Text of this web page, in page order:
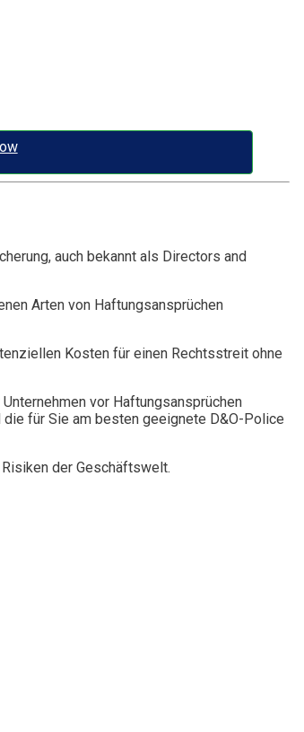
auch bekannt als Directors and
Arten von Haftungsansprüchen
Kosten für einen Rechtsstreit ohne
vor Haftungsansprüchen
für Sie am besten geeignete D&O-Police
der Geschäftswelt.